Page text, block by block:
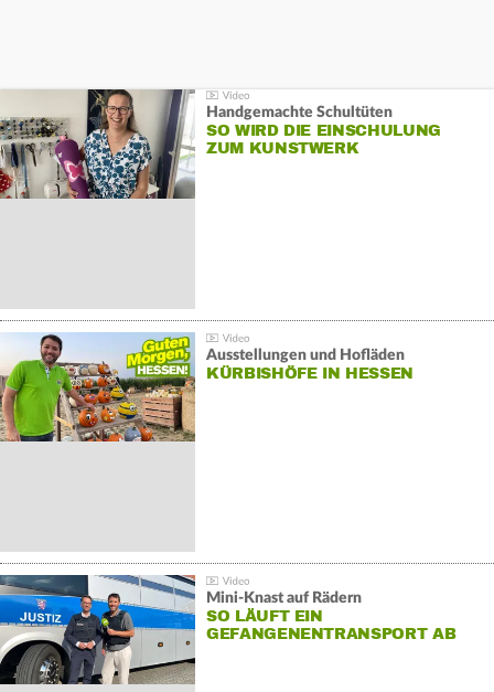
Handgemachte Schultüten
SO WIRD DIE EINSCHULUNG
ZUM KUNSTWERK
Ausstellungen und Hofläden
KÜRBISHÖFE IN HESSEN
Mini-Knast auf Rädern
SO LÄUFT EIN
GEFANGENENTRANSPORT AB